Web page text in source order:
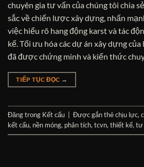
chuyên gia tư vấn của chúng tôi chia
sắc về chiến lược xây dựng, nhấn
việc hiểu rõ hang động karst và tác
kế. Tối ưu hóa các dự án xây dựng
đã được chứng minh và kiến ​​thức
TIẾP TỤC ĐỌC →
Đăng trong Kết cấu Được gắn thẻchịu lực,
kết cấu, nền móng, phân tích, tcvn, thiết kế, tư